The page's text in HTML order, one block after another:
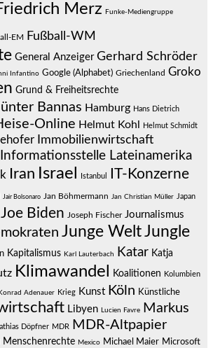
Merz Funke-Mediengruppe
EM Fußball-WM
General Anzeiger Gerhard Schröder
Infantino Google (Alphabet) Griechenland Groko
Grund & Freiheitsrechte
Bannas Hamburg Hans Dietrich
Online Helmut Kohl Helmut Schmidt
Immobilienwirtschaft
Informationsstelle Lateinamerika
Iran Israel Istanbul IT-Konzerne
Jair Bolsonaro Jan Böhmermann Jan Christian Müller Japan
Joe Biden Joseph Fischer Journalismus
Junge WeltJungle
Kapitalismus Karl Lauterbach Katar Katja
Klimawandel Koalitionen Kolumbien
Konrad Adenauer Krieg Kunst Köln Künstliche
Libyen Lucien Favre
Markus
Döpfner MDR MDR-Altpapier
Menschenrechte Mexico Michael Maier Microsoft